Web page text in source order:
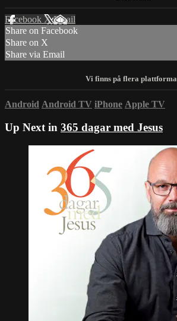
Facebook XEmail
Share on Facebook
Share on X
Share via Email
Android Android TV iPhone Apple TV
Up Next in 365 dagar med Jesus